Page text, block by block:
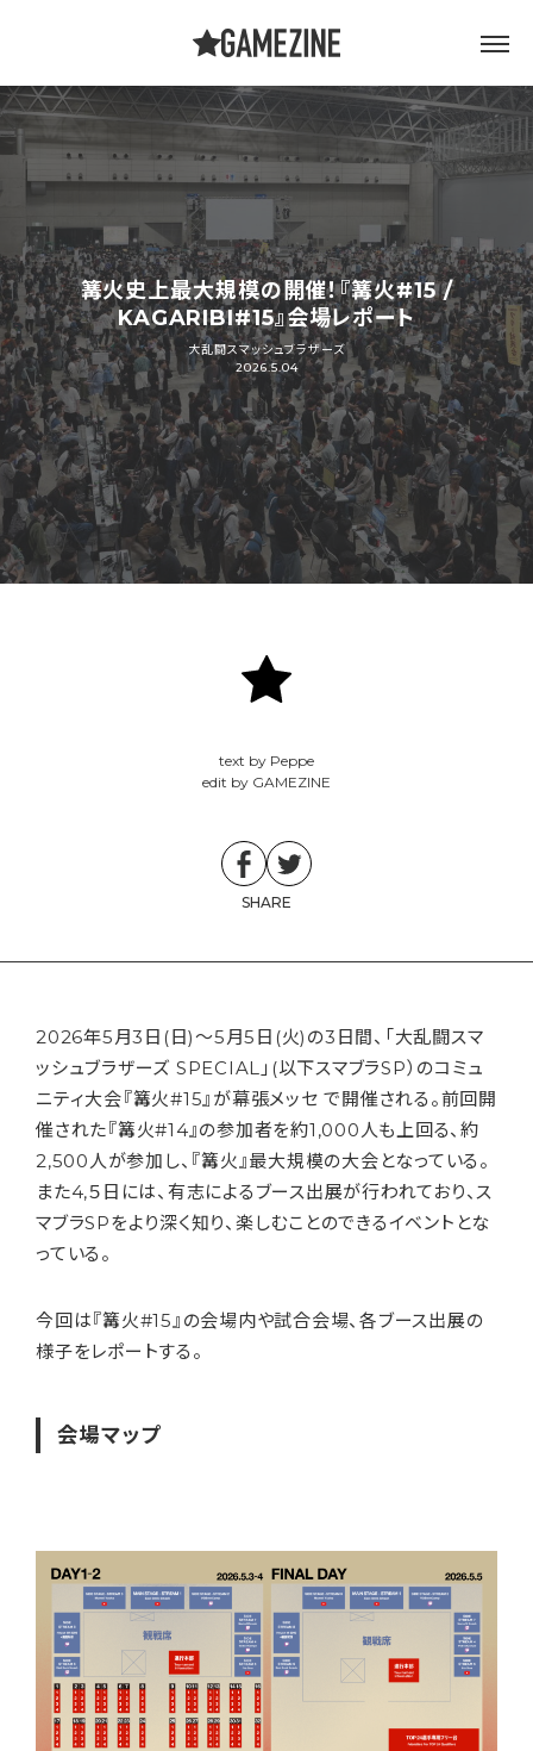
篝火史上最大規模の開催！『篝火#15 /
KAGARIBI#15』会場レポート
大乱闘スマッシュブラザーズ
2026.5.04
text by Peppe
edit by GAMEZINE
SHARE
2026年5月3日(日)～5月5日(火)の3日間、「大乱闘スマ
ッシュブラザーズ SPECIAL」(以下スマブラSP）のコミュ
ニティ大会『篝火#15』が幕張メッセ で開催される。前回開
催された『篝火#14』の参加者を約1,000人も上回る、約
2,500人が参加し、『篝火』最大規模の大会となっている。
また4,５日には、有志によるブース出展が行われており、ス
マブラSPをより深く知り、楽しむことのできるイベントとな
っている。
今回は『篝火#15』の会場内や試合会場、各ブース出展の
様子をレポートする。
会場マップ